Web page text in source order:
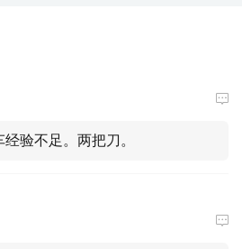
验不足。两把刀。